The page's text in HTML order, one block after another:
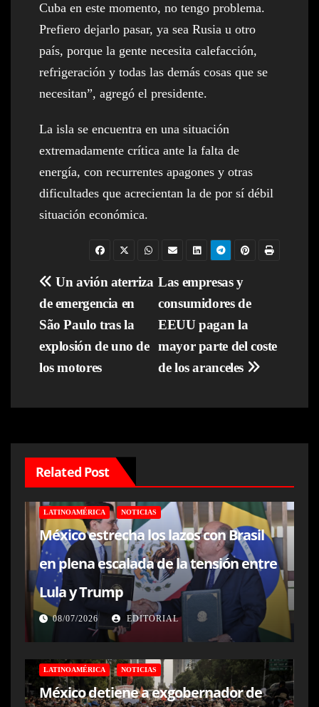
Cuba en este momento, no tengo problema.
Prefiero dejarlo pasar, ya sea Rusia u otro
país, porque la gente necesita calefacción,
refrigeración y todas las demás cosas que se
necesitan”, agregó el presidente.
La isla se encuentra en una situación
extremadamente crítica ante la falta de
energía, con recurrentes apagones y otras
dificultades que acrecientan la de por sí débil
situación económica.
Navegación
de
entradas
Las empresas y
consumidores de
EEUU pagan la
mayor parte del coste
de los aranceles
Un avión aterriza
de emergencia en
São Paulo tras la
explosión de uno de
los motores
Related Post
LATINOAMÉRICA NOTICIAS
México estrecha los lazos con Brasil
en plena escalada de la tensión entre
Lula y Trump
08/07/2026 EDITORIAL
LATINOAMÉRICA NOTICIAS
México detiene a exgobernador de